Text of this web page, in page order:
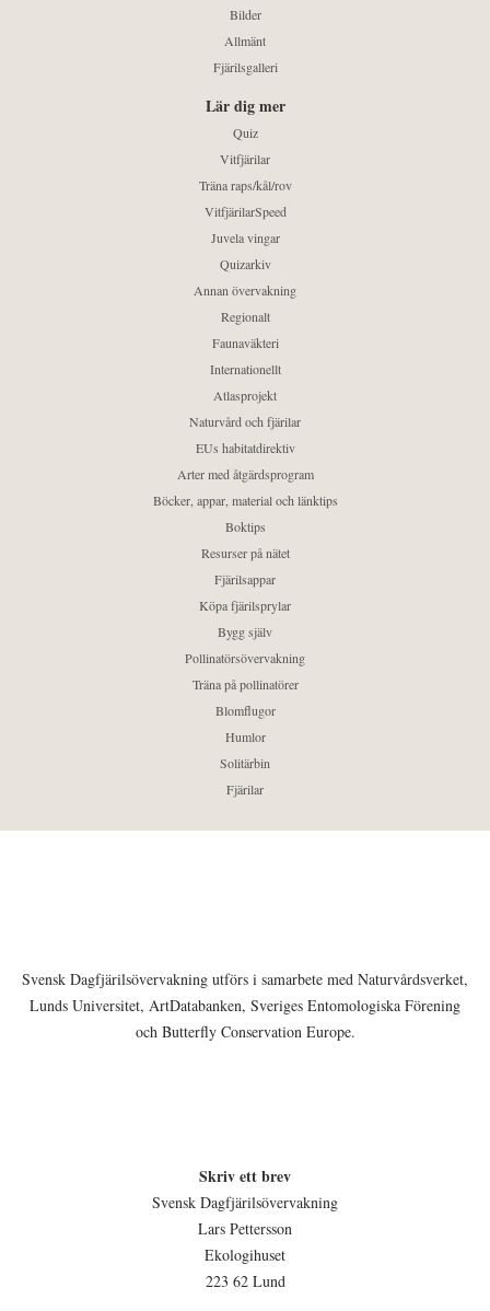
Bilder
Allmänt
Fjärilsgalleri
Lär dig mer
Quiz
Vitfjärilar
Träna raps/kål/rov
VitfjärilarSpeed
Juvela vingar
Quizarkiv
Annan övervakning
Regionalt
Faunaväkteri
Internationellt
Atlasprojekt
Naturvård och fjärilar
EUs habitatdirektiv
Arter med åtgärdsprogram
Böcker, appar, material och länktips
Boktips
Resurser på nätet
Fjärilsappar
Köpa fjärilsprylar
Bygg själv
Pollinatörsövervakning
Träna på pollinatörer
Blomflugor
Humlor
Solitärbin
Fjärilar
Svensk Dagfjärilsövervakning utförs i samarbete med Naturvårdsverket,
Lunds Universitet, ArtDatabanken, Sveriges Entomologiska Förening
och Butterfly Conservation Europe.
Skriv ett brev
Svensk Dagfjärilsövervakning
Lars Pettersson
Ekologihuset
223 62 Lund